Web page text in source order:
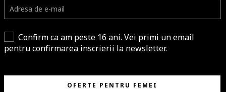
Confirm ca am peste 16 ani. Vei primi un email
pentru confirmarea inscrierii la newsletter.
OFERTE PENTRU FEMEI